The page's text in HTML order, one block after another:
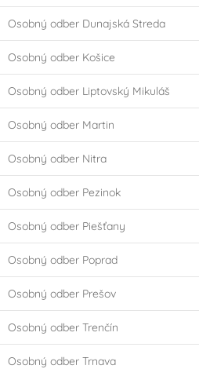
Osobný odber Dunajská Streda
Osobný odber Košice
Osobný odber Liptovský Mikuláš
Osobný odber Martin
Osobný odber Nitra
Osobný odber Pezinok
Osobný odber Piešťany
Osobný odber Poprad
Osobný odber Prešov
Osobný odber Trenčín
Osobný odber Trnava